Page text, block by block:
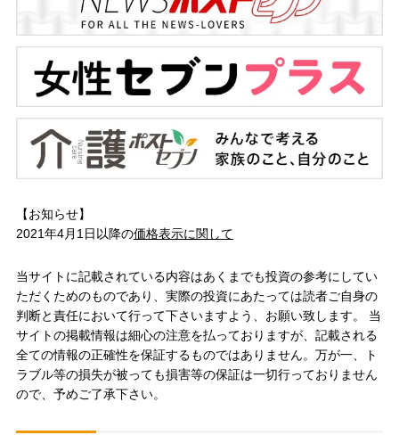
【お知らせ】
2021年4月1日以降の価格表示に関して
当サイトに記載されている内容はあくまでも投資の参考にしてい
ただくためのものであり、実際の投資にあたっては読者ご自身の
判断と責任において行って下さいますよう、お願い致します。 当
サイトの掲載情報は細心の注意を払っておりますが、記載される
全ての情報の正確性を保証するものではありません。万が一、ト
ラブル等の損失が被っても損害等の保証は一切行っておりません
ので、予めご了承下さい。